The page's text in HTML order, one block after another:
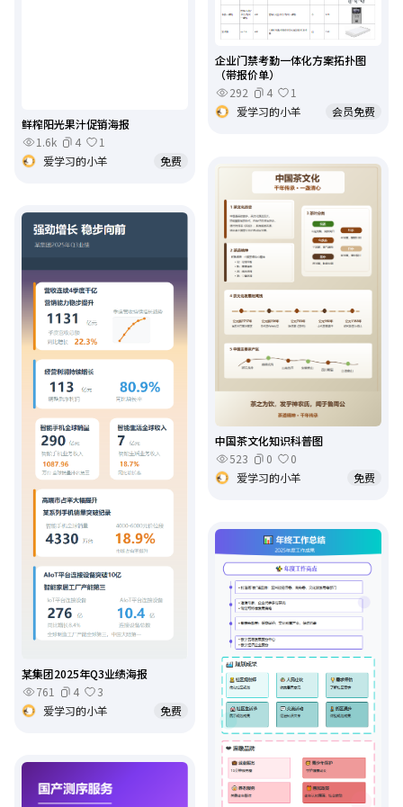
企业门禁考勤一体化方案拓扑图
（带报价单）
292
4
1
爱学习的小羊
会员免费
鲜榨阳光果汁促销海报
1.6k
4
1
爱学习的小羊
免费
中国茶文化知识科普图
523
0
0
爱学习的小羊
免费
某集团2025年Q3业绩海报
761
4
3
爱学习的小羊
免费